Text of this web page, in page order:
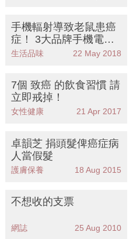
手機輻射導致老鼠患癌
症！ 3大品牌手機電磁
波輻射大比拼 輻射最高
生活品味 22 May 2018
7個 致癌 的飲食習慣 請
立即戒掉！
女性健康 21 Apr 2017
卓韻芝 捐頭髮俾癌症病
人當假髮
護膚保養 18 Aug 2015
不想收的支票
網誌 25 Aug 2010